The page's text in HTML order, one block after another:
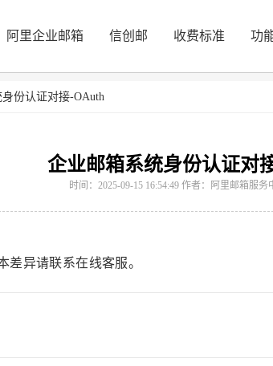
阿里企业邮箱 信创邮 收费标准 功
份认证对接-OAuth
企业邮箱系统身份认证对
时间：2025-09-15 16:54:49 作者：阿里邮箱服务
差异请联系在线客服。